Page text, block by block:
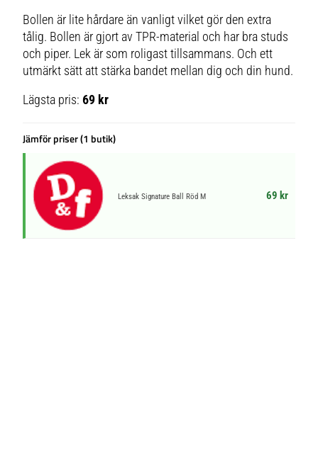
Bollen är lite hårdare än vanligt vilket gör den extra
tålig. Bollen är gjort av TPR-material och har bra studs
och piper. Lek är som roligast tillsammans. Och ett
utmärkt sätt att stärka bandet mellan dig och din hund.
Lägsta pris:69 kr
Jämför priser (1 butik)
Leksak Signature Ball Röd M 69 kr